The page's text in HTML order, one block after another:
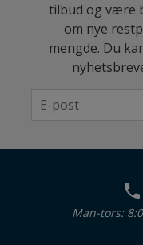
tilbud og være
om nye
mengde. Du
Man-tors: